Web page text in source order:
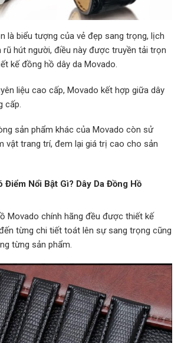
là biểu tượng của vẻ đẹp sang trọng, lịch
rũ hút người, điều này được truyền tải trọn
kế đồng hồ dây da Movado.
liệu cao cấp, Movado kết hợp giữa dây
cấp.
sản phẩm khác của Movado còn sử
vật trang trí, đem lại giá trị cao cho sản
Điểm Nổi Bật Gì? Dây Da Đồng Hồ
Movado chính hãng đều được thiết kế
từng chi tiết toát lên sự sang trọng cũng
từng sản phẩm.